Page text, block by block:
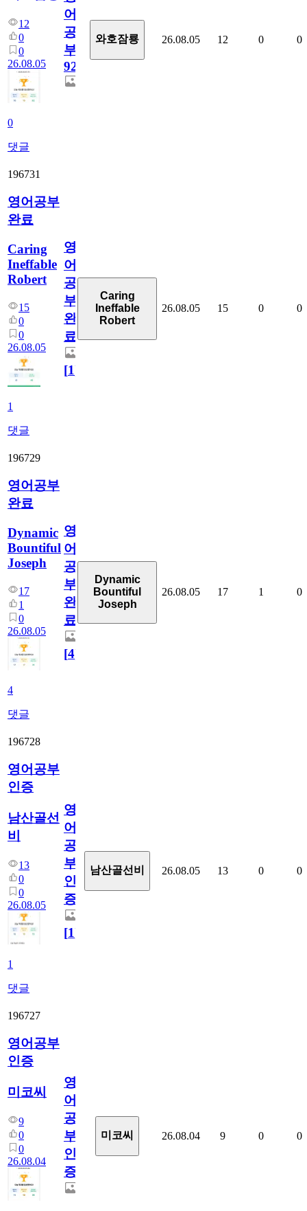
12
0
0
26.08.05
0
댓글
어
공
부
929
와호잠룡 26.08.05 12 0 0
196731
영어공부
완료
Caring
Ineffable
Robert
15
0
0
26.08.05
1
댓글
영
어
공
부
완
료
[1]
Caring
Ineffable
Robert
26.08.05 15 0 0
196729
영어공부
완료
Dynamic
Bountiful
Joseph
17
1
0
26.08.05
4
댓글
영
어
공
부
완
료
[4]
Dynamic
Bountiful
Joseph
26.08.05 17 1 0
196728
영어공부
인증
남산골선
비
13
0
0
26.08.05
1
댓글
영
어
공
부
인
증
[1]
남산골선비 26.08.05 13 0 0
196727
영어공부
인증
미코씨
9
0
0
26.08.04
영
어
공
부
인
증
미코씨 26.08.04 9 0 0